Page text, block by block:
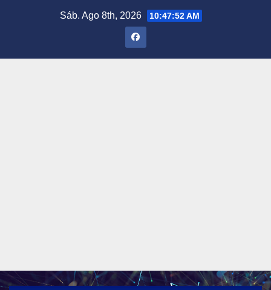
Sáb. Ago 8th, 2026 10:47:53 AM